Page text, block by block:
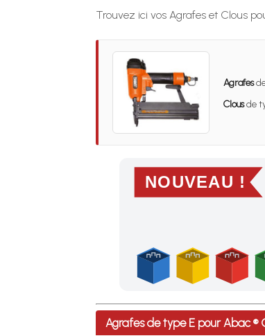
Trouvez ici vos Agrafes et Clous
Agrafes
Clousde
NOUVEAU !
Profitez des Frais de port offerts
Agrafes de type E pour Abac ®